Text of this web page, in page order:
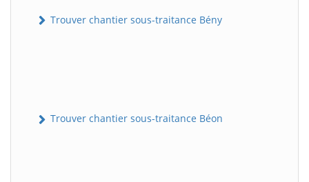
Trouver chantier sous-traitance Bény
Trouver chantier sous-traitance Béon